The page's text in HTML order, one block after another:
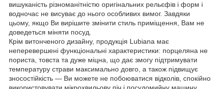
вишуканість різноманітністю оригінальних рельєфів і форм і
водночас не висуває до нього особливих вимог. Завдяки
цьому, якщо Ви вирішите змінити стиль приміщення, Вам не
доведеться міняти посуд.
Крім витонченого дизайну, продукція Lubiana має
неперевершені функціональні характеристики: порцеляна не
пориста, товста та дуже міцна, що дає змогу підтримувати
температуру страви максимально довго, а також підвищує
зносостійкість — Ви можете не побоюватися відколів, спокійно